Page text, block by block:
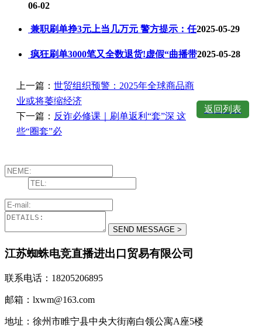
06-02
兼职刷单挣3元上当几万元 警方提示：任2025-05-29
疯狂刷单3000笔又全数退货!虚假“曲播带2025-05-28
上一篇： 世贸组织预警：2025年全球商品商
业或将萎缩经济
下一篇： 反诈必修课｜刷单返利“套”深 这
些“圈套”必
返回列表
江苏蜘蛛电竞直播进出口贸易有限公司
联系电话：18205206895
邮箱：lxwm@163.com
地址：徐州市睢宁县中央大街南白领公寓A座5楼